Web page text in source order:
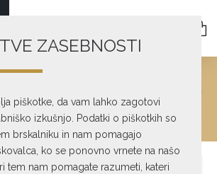
Avdio
ZASEBNOSTI
piškotke, da vam lahko zagotovi
izkušnjo. Podatki o piškotkih so
brskalniku in nam pomagajo
ko se ponovno vrnete na našo
tem nam pomagate razumeti, kateri